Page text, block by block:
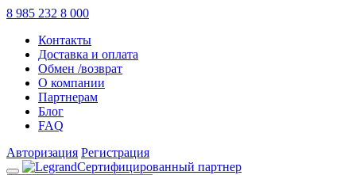
8 985 232 8 000
Контакты
Доставка и оплата
Обмен /возврат
О компании
Партнерам
Блог
FAQ
Авторизация Регистрация
Сертифицированный партнер